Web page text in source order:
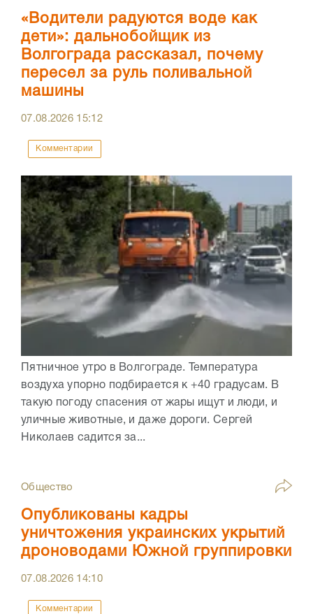
«Водители радуются воде как
дети»: дальнобойщик из
Волгограда рассказал, почему
пересел за руль поливальной
машины
07.08.2026 15:12
Комментарии
Пятничное утро в Волгограде. Температура
воздуха упорно подбирается к +40 градусам. В
такую погоду спасения от жары ищут и люди, и
уличные животные, и даже дороги. Сергей
Николаев садится за...
Общество
Опубликованы кадры
уничтожения украинских укрытий
дроноводами Южной группировки
07.08.2026 14:10
Комментарии